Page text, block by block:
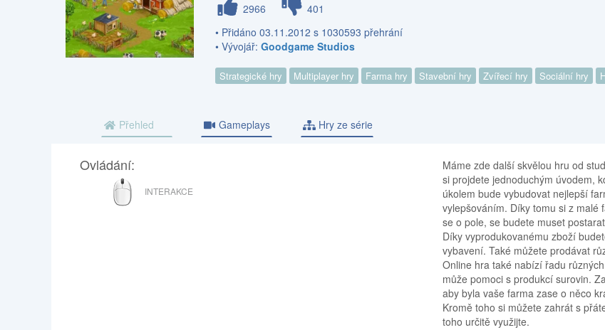
2966
401
• Přidáno 03.11.2012 s 1030593 přehrání
• Vývojář:Goodgame Studios
Strategické hry Multiplayer hry Farma hry Stavební hry Zvířecí hry Sociální hry
Přehled Gameplays Hry ze série
Ovládání:
MYŠ
INTERAKCE
Máme zde další skvělou hru od
si projdete jednoduchým úvodem,
úkolem bude vybudovat nejlepší
vylepšováním. Díky tomu si z
se o pole, se budete muset
Díky vyprodukovanému zboží
vybavení. Také můžete prodávat
Online hra také nabízí řadu
může pomoci s produkcí surovin.
aby byla vaše farma zase o něco
Kromě toho si můžete zahrát s
toho určitě využijte.